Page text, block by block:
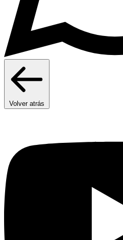
Volver atrás